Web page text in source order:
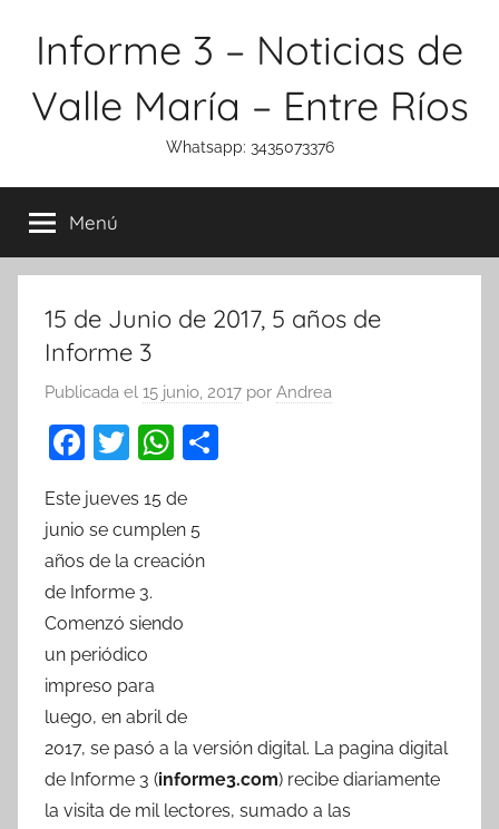
Informe 3 – Noticias de
Valle María – Entre Ríos
Whatsapp: 3435073376
Menú
15 de Junio de 2017, 5 años de
Informe 3
Publicada el 15 junio, 2017 por Andrea
F
c
e
b
o
o
k
T
itt
er
W
at
s
p
Este jueves 15 de
junio se cumplen 5
años de la creación
de Informe 3.
Comenzó siendo
un periódico
impreso para
luego, en abril de
2017, se pasó a la versión digital. La pagina digital
de Informe 3 (informe3.com) recibe diariamente
la visita de mil lectores, sumado a las